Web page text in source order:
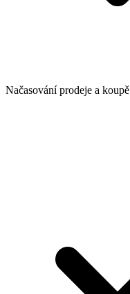
Načasování prodeje a koupě